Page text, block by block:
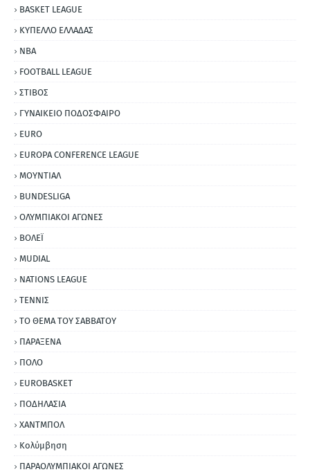
BASKET LEAGUE
ΚΥΠΕΛΛΟ ΕΛΛΑΔΑΣ
NBA
FOOTBALL LEAGUE
ΣΤΙΒΟΣ
ΓΥΝΑΙΚΕΙΟ ΠΟΔΟΣΦΑΙΡΟ
EURO
EUROPA CONFERENCE LEAGUE
ΜΟΥΝΤΙΑΛ
BUNDESLIGA
ΟΛΥΜΠΙΑΚΟΙ ΑΓΩΝΕΣ
ΒΟΛΕΪ
MUDIAL
NATIONS LEAGUE
ΤΕΝΝΙΣ
ΤΟ ΘΕΜΑ ΤΟΥ ΣΑΒΒΑΤΟΥ
ΠΑΡΑΞΕΝΑ
ΠΟΛΟ
EUROBASKET
ΠΟΔΗΛΑΣΙΑ
ΧΑΝΤΜΠΟΛ
Κολύμβηση
ΠΑΡΑΟΛΥΜΠΙΑΚΟΙ ΑΓΩΝΕΣ